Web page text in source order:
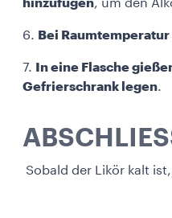
hinzufügen, um den
6. Bei
7.
In eine Flasche
Gefrierschrank legen.
Sobald der Likör kalt